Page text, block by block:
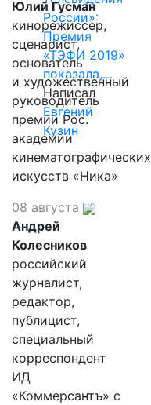
России»:
Премия
«ТЭФИ 2019»
показала,…
Написал
Евгений
Кузин
Юлий Гусман
кинорежиссер,
сценарист,
основатель
и художественный
руководитель
премии Рос.
академии
кинематографических
искусств «Ника»
08 августа
Андрей
Колесников
российский
журналист,
редактор,
публицист,
специальный
корреспондент
ИД
«Коммерсантъ» с